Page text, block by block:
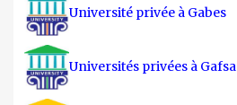
Université privée à Gabes
Universités privées à Gafsa